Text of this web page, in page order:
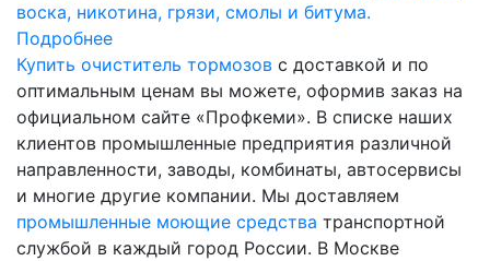
воска, никотина, грязи, смолы и битума.
Подробнее
Купить очиститель тормозов с доставкой и по
оптимальным ценам вы можете, оформив заказ на
официальном сайте «Профкеми». В списке наших
клиентов промышленные предприятия различной
направленности, заводы, комбинаты, автосервисы
и многие другие компании. Мы доставляем
промышленные моющие средства транспортной
службой в каждый город России. В Москве